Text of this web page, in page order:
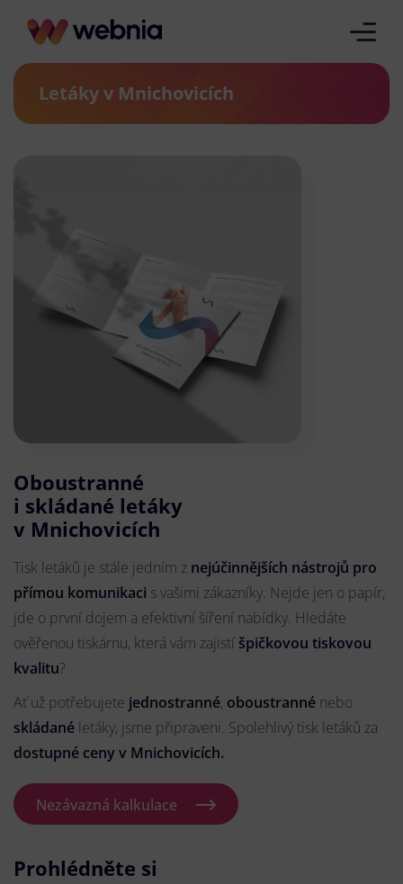
Letáky v Mnichovicích
Oboustranné
i skládané letáky
v Mnichovicích
Tisk letáků je stále jedním z nejúčinnějších nástrojů pro
přímou komunikaci s vašimi zákazníky. Nejde jen o papír,
jde o první dojem a efektivní šíření nabídky. Hledáte
ověřenou tiskárnu, která vám zajistí špičkovou tiskovou
kvalitu?
Ať už potřebujete jednostranné, oboustranné nebo
skládané letáky, jsme připraveni. Spolehlivý tisk letáků za
dostupné ceny v Mnichovicích.
Nezávazná kalkulace
Prohlédněte si